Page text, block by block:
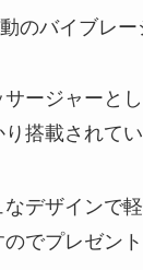
のバイブレ
ージャーと
搭載されて
デザインで
でプレゼン